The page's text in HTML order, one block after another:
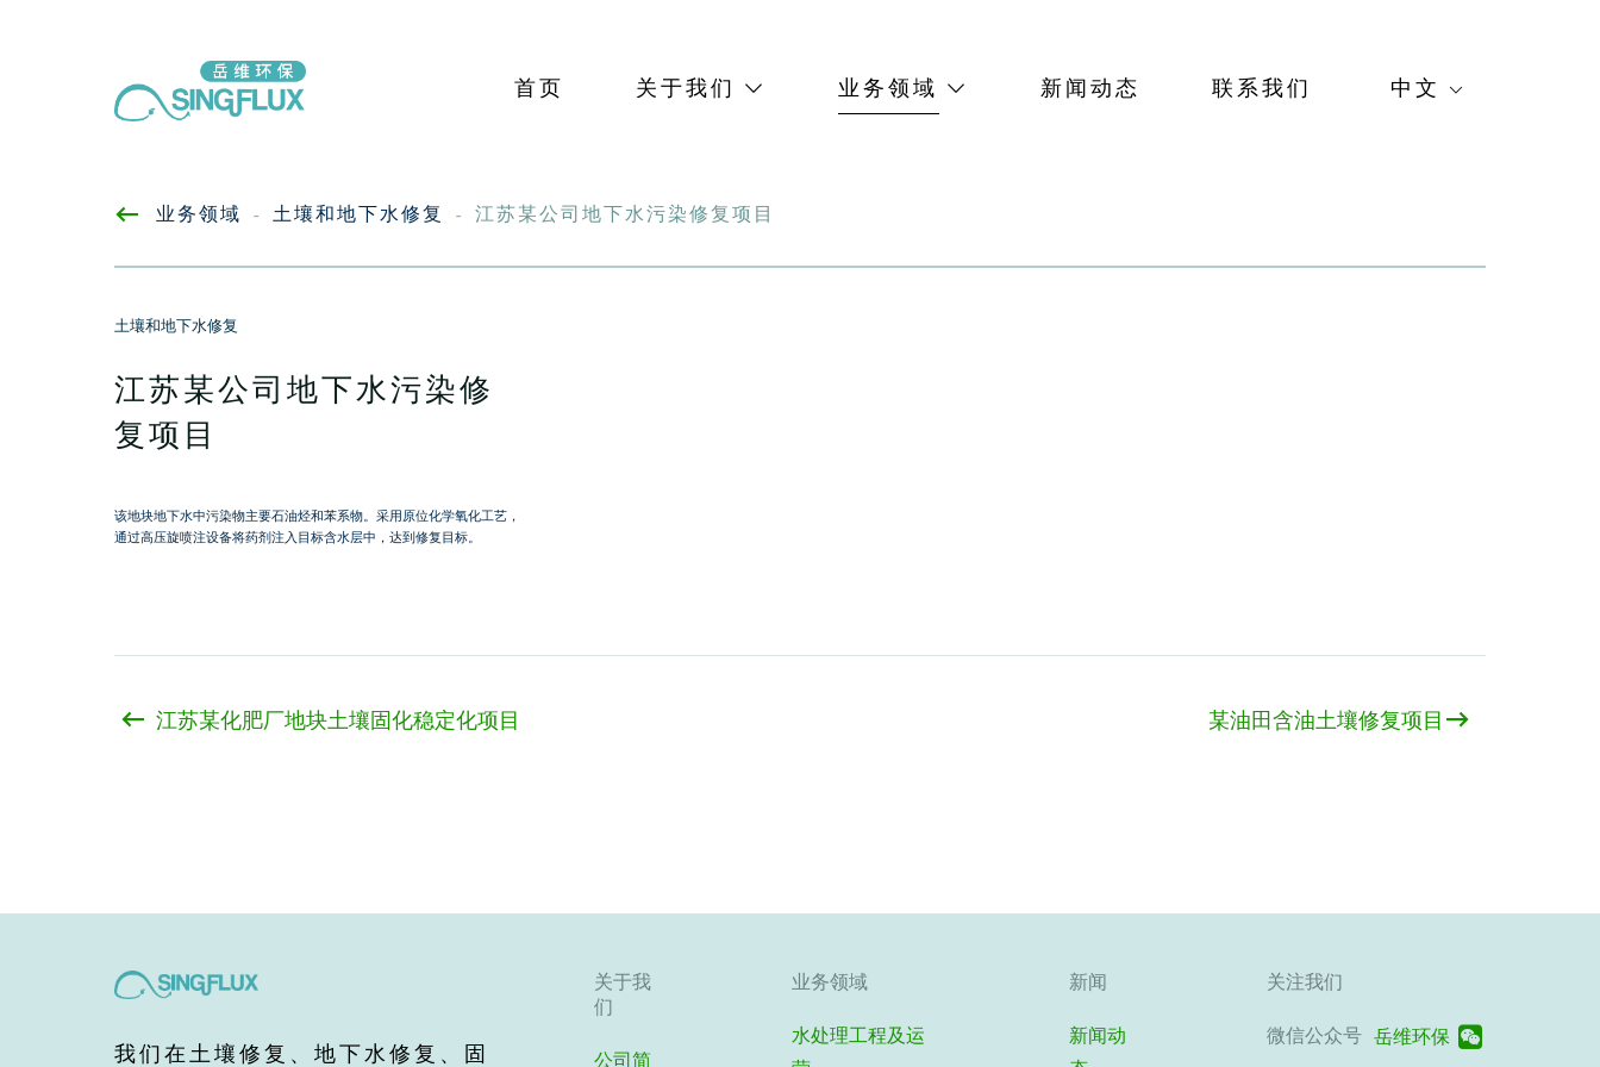
首页 关于我们 业务领域 新闻动态 联系我们 中文
业务领域 - 土壤和地下水修复 - 江苏某公司地下水污染修复项目
土壤和地下水修复
江苏某公司地下水污染修
复项目
该地块地下水中污染物主要石油烃和苯系物。采用原位化学氧化工艺，
通过高压旋喷注设备将药剂注入目标含水层中，达到修复目标。
江苏某化肥厂地块土壤固化稳定化项目 某油田含油土壤修复项目
我们在土壤修复、地下水修复、固
关于我
们
公司简
业务领域
水处理工程及运
新闻
新闻动
关注我们
微信公众号 岳维环保